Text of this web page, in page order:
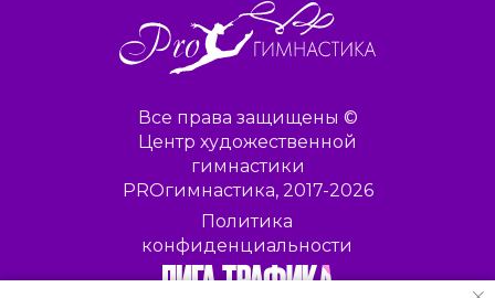
Все права защищены ©
Центр художественной
гимнастики
PROгимнастика, 2017-2026
Политика
конфиденциальности